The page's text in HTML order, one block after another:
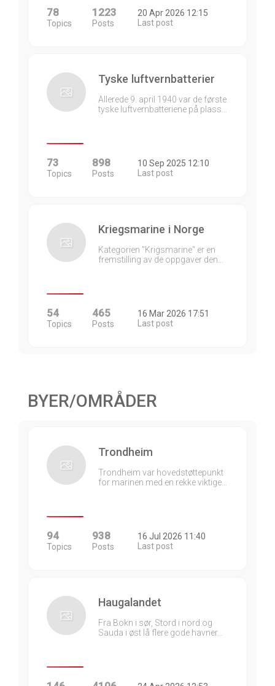
78
Topics
1223
Posts
20 Apr 2026 12:15
Last post
Tyske luftvernbatterier
Allerede 9. april 1940 var de første
tyske luftvernbatteriene på plass…
73
Topics
898
Posts
10 Sep 2025 12:10
Last post
Kriegsmarine i Norge
Kategorien "Krigsmarine" er en
fremstilling av de oppgaver den…
54
Topics
465
Posts
16 Mar 2026 17:51
Last post
BYER/OMRÅDER
Trondheim
Trondheim var hovedstøttepunkt
for marinen med en rekke viktige…
94
Topics
938
Posts
16 Jul 2026 11:40
Last post
Haugalandet
Fra Bokn i sør, Stord i nord og
Sauda i øst lå flere gode havner…